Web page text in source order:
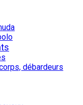
débardeurs